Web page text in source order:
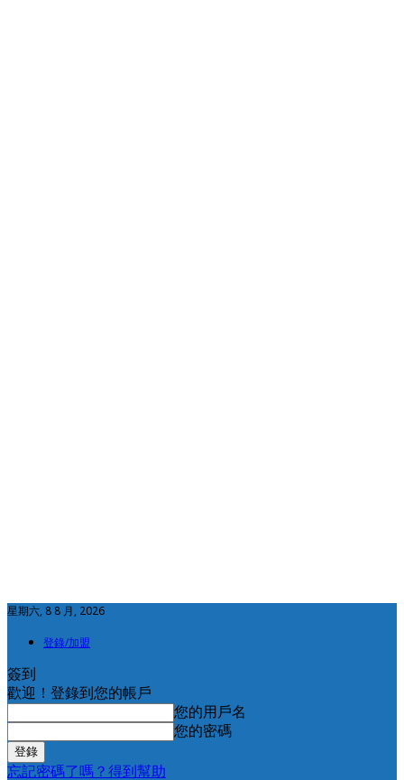
星期六, 8 8 月, 2026
登錄/加盟
簽到
歡迎！登錄到您的帳戶
您的用戶名
您的密碼
忘記密碼了嗎？得到幫助